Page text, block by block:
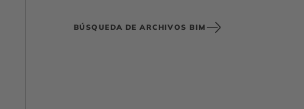
BÚSQUEDA DE ARCHIVOS BIM